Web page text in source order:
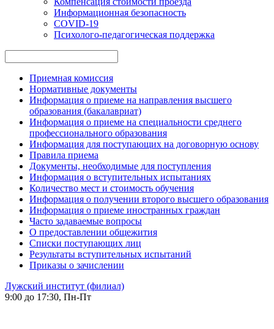
Информационная безопасность
COVID-19
Психолого-педагогическая поддержка
Приемная комиссия
Нормативные документы
Информация о приеме на направления высшего
образования (бакалавриат)
Информация о приеме на специальности среднего
профессионального образования
Информация для поступающих на договорную основу
Правила приема
Документы, необходимые для поступления
Информация о вступительных испытаниях
Количество мест и стоимость обучения
Информация о получении второго высшего образования
Информация о приеме иностранных граждан
Часто задаваемые вопросы
О предоставлении общежития
Списки поступающих лиц
Результаты вступительных испытаний
Приказы о зачислении
Лужский институт (филиал)
9:00 до 17:30, Пн-Пт